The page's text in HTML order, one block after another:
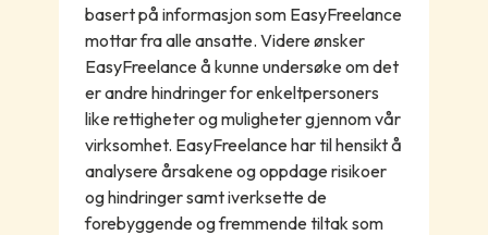
basert på informasjon som EasyFreelance
mottar fra alle ansatte. Videre ønsker
EasyFreelance å kunne undersøke om det
er andre hindringer for enkeltpersoners
like rettigheter og muligheter gjennom vår
virksomhet. EasyFreelance har til hensikt å
analysere årsakene og oppdage risikoer
og hindringer samt iverksette de
forebyggende og fremmende tiltak som